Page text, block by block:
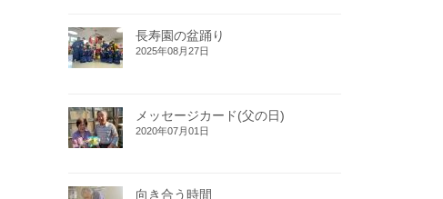
長寿園の盆踊り
2025年08月27日
メッセージカード(父の日)
2020年07月01日
向き合う時間